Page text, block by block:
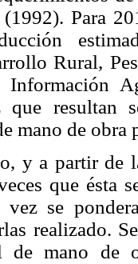
Para
Rural,
que resultan
mano de
y a partir de
que ésta
se
realizado.
de mano de